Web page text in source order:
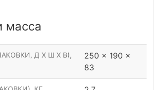
масса
Д Х Ш Х В),
250 x 190 x
83